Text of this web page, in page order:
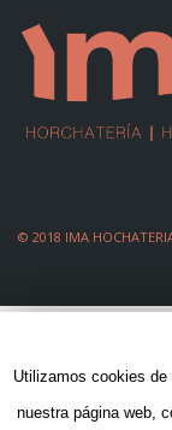
© 2018 IMA
Utilizamos cookies
nuestra página web,
Home